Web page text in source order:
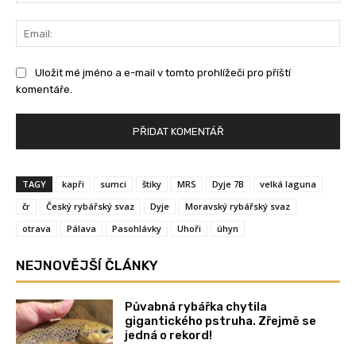
Uložit mé jméno a e-mail v tomto prohlížeči pro příští
komentáře.
TAGY kapři sumci štiky MRS Dyje 7B
velká laguna
čr
Český rybářský svaz Dyje
Moravský rybářský svaz
otrava
Pálava Pasohlávky Uhoři úhyn
NEJNOVĚJŠÍ ČLÁNKY
Půvabná rybářka chytila
gigantického pstruha. Zřejmě se
jedná o rekord!